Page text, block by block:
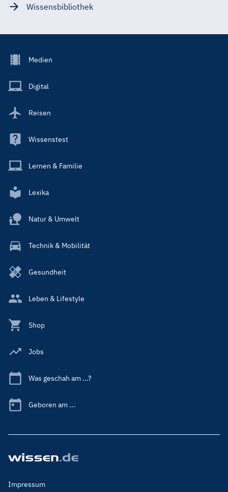
Wissensbibliothek
Footer
Main
Medien
Digital
Reisen
Wissenstest
Lernen & Familie
Lexika
Natur & Umwelt
Technik & Mobilität
Gesundheit
Leben & Lifestyle
Shop
Jobs
Was geschah am ...?
Geboren am ...
Footer
Impressum